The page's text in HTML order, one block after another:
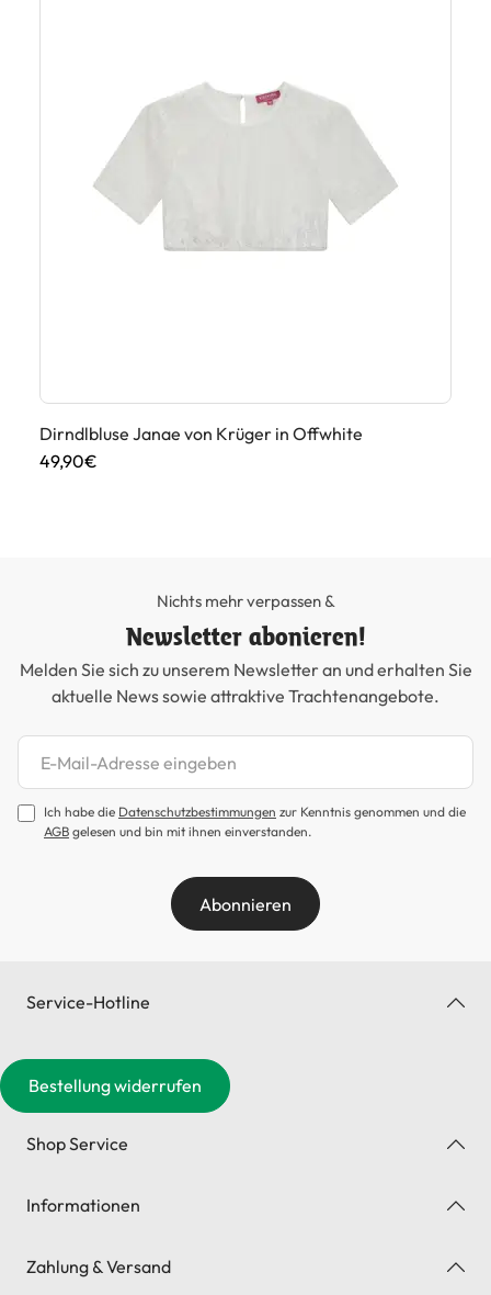
Dirndlbluse Janae von Krüger in Offwhite
49,90€
Nichts mehr verpassen &
Newsletter abonieren!
Melden Sie sich zu unserem Newsletter an und erhalten Sie
aktuelle News sowie attraktive Trachtenangebote.
Newsletter abonnieren
Ich habe die Datenschutzbestimmungen zur Kenntnis genommen und die
AGB gelesen und bin mit ihnen einverstanden.
Abonnieren
Service-Hotline
Bestellung widerrufen
Shop Service
Informationen
Zahlung & Versand